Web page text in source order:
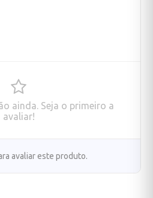
ainda. Seja o primeiro a
avaliar!
avaliar este produto.